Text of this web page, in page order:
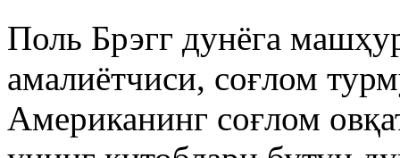
Поль Брэгг дунёга
амалиётчиси, соғлом
Американинг соғлом